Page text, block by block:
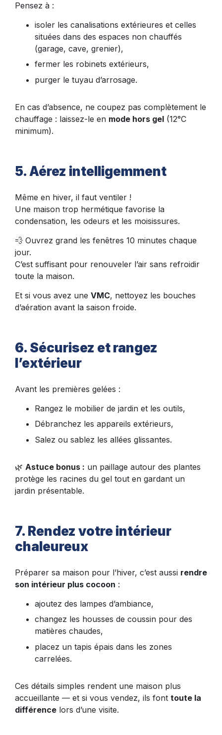
Pensez à :
isoler les canalisations extérieures et celles
situées dans des espaces non chauffés
(garage, cave, grenier),
fermer les robinets extérieurs,
purger le tuyau d’arrosage.
En cas d’absence, ne coupez pas complètement le
chauffage : laissez-le en mode hors gel (12°C
minimum).
5. Aérez intelligemment
Même en hiver, il faut ventiler !
Une maison trop hermétique favorise la
condensation, les odeurs et les moisissures.
💨 Ouvrez grand les fenêtres 10 minutes chaque
jour.
C’est suffisant pour renouveler l’air sans refroidir
toute la maison.
Et si vous avez une VMC, nettoyez les bouches
d’aération avant la saison froide.
6. Sécurisez et rangez
l’extérieur
Avant les premières gelées :
Rangez le mobilier de jardin et les outils,
Débranchez les appareils extérieurs,
Salez ou sablez les allées glissantes.
🌿 Astuce bonus : un paillage autour des plantes
protège les racines du gel tout en gardant un
jardin présentable.
7. Rendez votre intérieur
chaleureux
Préparer sa maison pour l’hiver, c’est aussi rendre
son intérieur plus cocoon :
ajoutez des lampes d’ambiance,
changez les housses de coussin pour des
matières chaudes,
placez un tapis épais dans les zones
carrelées.
Ces détails simples rendent une maison plus
accueillante — et si vous vendez, ils font toute la
différence lors d’une visite.